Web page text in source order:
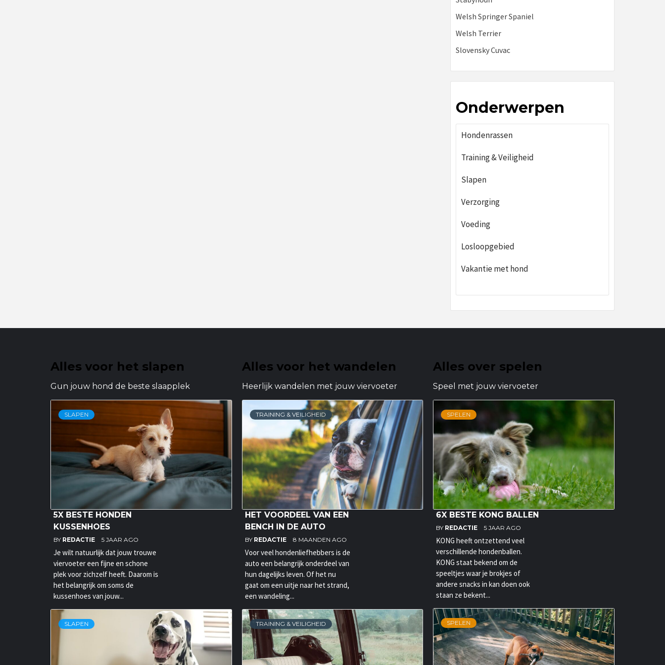
Welsh Springer Spaniel
Welsh Terrier
Slovensky Cuvac
Onderwerpen
Hondenrassen
Training & Veiligheid
Slapen
Verzorging
Voeding
Losloopgebied
Vakantie met hond
Alles voor het slapen
Gun jouw hond de beste slaapplek
SLAPEN
5X BESTE HONDEN
KUSSENHOES
BY REDACTIE 5 JAAR AGO
Je wilt natuurlijk dat jouw trouwe
viervoeter een fijne en schone
plek voor zichzelf heeft. Daarom is
het belangrijk om soms de
kussenhoes van jouw...
SLAPEN
Alles voor het wandelen
Heerlijk wandelen met jouw viervoeter
TRAINING & VEILIGHEID
HET VOORDEEL VAN EEN
BENCH IN DE AUTO
BY REDACTIE 8 MAANDEN AGO
Voor veel hondenliefhebbers is de
auto een belangrijk onderdeel van
hun dagelijks leven. Of het nu
gaat om een uitje naar het strand,
een wandeling...
TRAINING & VEILIGHEID
Alles over spelen
Speel met jouw viervoeter
SPELEN
6X BESTE KONG BALLEN
BY REDACTIE 5 JAAR AGO
KONG heeft ontzettend veel
verschillende hondenballen.
KONG staat bekend om de
speeltjes waar je brokjes of
andere snacks in kan doen ook
staan ze bekent...
SPELEN